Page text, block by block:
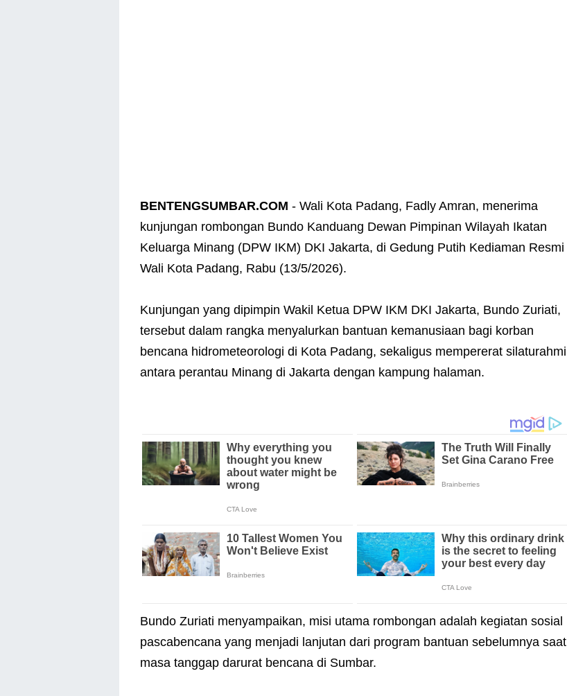
BENTENGSUMBAR.COM - Wali Kota Padang, Fadly Amran, menerima
kunjungan rombongan Bundo Kanduang Dewan Pimpinan Wilayah Ikatan
Keluarga Minang (DPW IKM) DKI Jakarta, di Gedung Putih Kediaman Resmi
Wali Kota Padang, Rabu (13/5/2026).
Kunjungan yang dipimpin Wakil Ketua DPW IKM DKI Jakarta, Bundo Zuriati,
tersebut dalam rangka menyalurkan bantuan kemanusiaan bagi korban
bencana hidrometeorologi di Kota Padang, sekaligus mempererat silaturahmi
antara perantau Minang di Jakarta dengan kampung halaman.
Bundo Zuriati menyampaikan, misi utama rombongan adalah kegiatan sosial
pascabencana yang menjadi lanjutan dari program bantuan sebelumnya saat
masa tanggap darurat bencana di Sumbar.